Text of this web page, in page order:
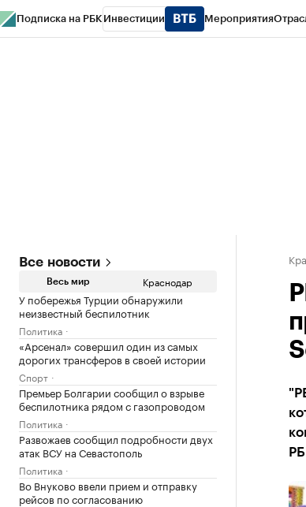
Подписка на РБК Инвестиции Мероприятия
Все новости
Весь мир Краснодар
У побережья Турции обнаружили
неизвестный беспилотник
Политика
«Арсенал» совершил один из самых
дорогих трансферов в своей истории
Спорт
Премьер Болгарии сообщил о взрыве
беспилотника рядом с газопроводом
Политика
Развожаев сообщил подробности двух
атак ВСУ на Севастополь
Политика
Во Внуково ввели прием и отправку
рейсов по согласованию